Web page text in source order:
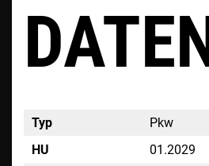
Typ
Pkw
HU
01.2029